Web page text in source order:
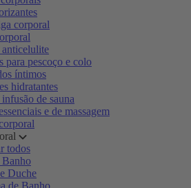
corporal
anticelulite
para pescoço e colo
íntimos
hidratantes
de sauna
e de massagem
todos
Duche
de Banho